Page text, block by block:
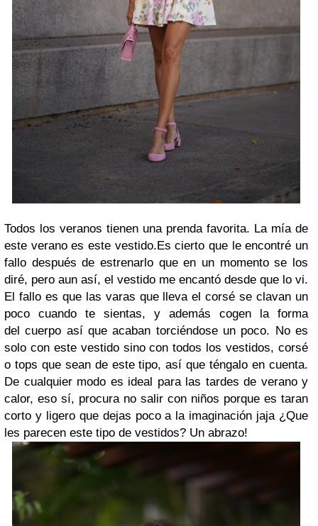
Todos los veranos tienen una prenda favorita. La mía de
este verano es este vestido.Es cierto que le encontré un
fallo después de estrenarlo que en un momento se los
diré, pero aun así, el vestido me encantó desde que lo vi.
El fallo es que las varas que lleva el corsé se clavan un
poco cuando te sientas, y además cogen la forma
del cuerpo así que acaban torciéndose un poco. No es
solo con este vestido sino con todos los vestidos, corsé
o tops que sean de este tipo, así que téngalo en cuenta.
De cualquier modo es ideal para las tardes de verano y
calor, eso sí, procura no salir con niños porque es taran
corto y ligero que dejas poco a la imaginación jaja ¿Que
les parecen este tipo de vestidos? Un abrazo!